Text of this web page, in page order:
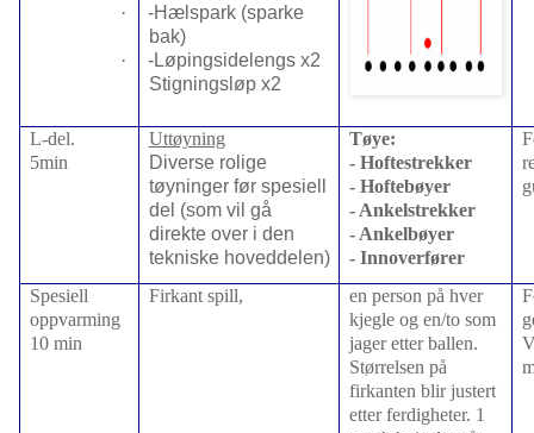
·
-Hælspark (sparke
bak)
·
-Løpingsidelengs x2
Stigningsløp x2
L-del.
5min
Uttøyning
Diverse rolige
tøyninger før spesiell
del (som vil gå
direkte over i den
tekniske hoveddelen)
Tøye:
- Hoftestrekker
- Hoftebøyer
- Ankelstrekker
- Ankelbøyer
- Innoverfører
Spesiell
oppvarming
10 min
Firkant spill,
en person på hver
kjegle og en/to som
jager etter ballen.
Størrelsen på
firkanten blir justert
etter ferdigheter. 1